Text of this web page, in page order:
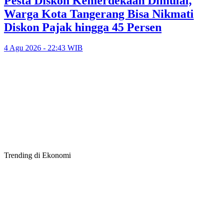
Warga Kota Tangerang Bisa Nikmati
Diskon Pajak hingga 45 Persen
4 Agu 2026 - 22:43 WIB
Trending di Ekonomi